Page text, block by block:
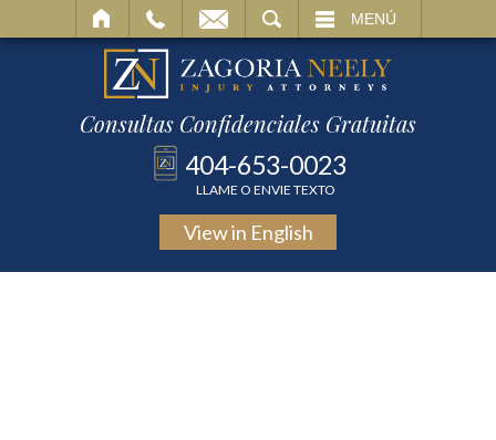
MENÚ
Consultas Confidenciales Gratuitas
404-653-0023
LLAME O ENVIE TEXTO
View in English